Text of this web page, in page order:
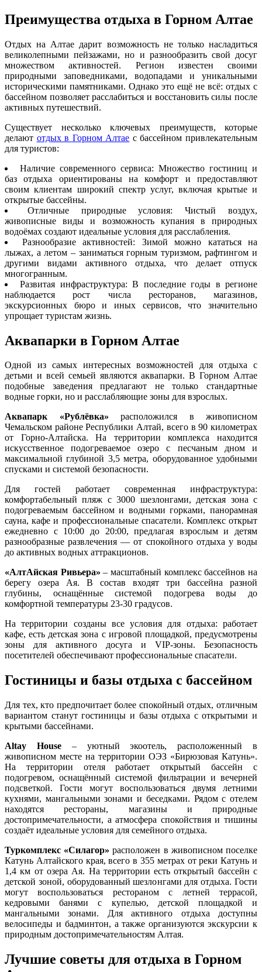
Преимущества отдыха в Горном Алтае
Отдых на Алтае дарит возможность не только насладиться
великолепными пейзажами, но и разнообразить свой досуг
множеством активностей. Регион известен своими
природными заповедниками, водопадами и уникальными
историческими памятниками. Однако это ещё не всё: отдых с
бассейном позволяет расслабиться и восстановить силы после
активных путешествий.
Существует несколько ключевых преимуществ, которые
делают отдых в Горном Алтае с бассейном привлекательным
для туристов:
Наличие современного сервиса: Множество гостиниц и
баз отдыха ориентированы на комфорт и предоставляют
своим клиентам широкий спектр услуг, включая крытые и
открытые бассейны.
Отличные природные условия: Чистый воздух,
живописные виды и возможность купания в природных
водоёмах создают идеальные условия для расслабления.
Разнообразие активностей: Зимой можно кататься на
лыжах, а летом – заниматься горным туризмом, рафтингом и
другими видами активного отдыха, что делает отпуск
многогранным.
Развитая инфраструктура: В последние годы в регионе
наблюдается рост числа ресторанов, магазинов,
экскурсионных бюро и иных сервисов, что значительно
упрощает туристам жизнь.
Аквапарки в Горном Алтае
Одной из самых интересных возможностей для отдыха с
детьми и всей семьей являются аквапарки. В Горном Алтае
подобные заведения предлагают не только стандартные
водные горки, но и расслабляющие зоны для взрослых.
Аквапарк «Рублёвка» расположился в живописном
Чемальском районе Республики Алтай, всего в 90 километрах
от Горно-Алтайска. На территории комплекса находится
искусственное подогреваемое озеро с песчаным дном и
максимальной глубиной 3,5 метра, оборудованное удобными
спусками и системой безопасности.
Для гостей работает современная инфраструктура:
комфортабельный пляж с 3000 шезлонгами, детская зона с
подогреваемым бассейном и водными горками, панорамная
сауна, кафе и профессиональные спасатели. Комплекс открыт
ежедневно с 10:00 до 20:00, предлагая взрослым и детям
разнообразные развлечения — от спокойного отдыха у воды
до активных водных аттракционов.
«АлтАйская Ривьера» – масштабный комплекс бассейнов на
берегу озера Ая. В состав входят три бассейна разной
глубины, оснащённые системой подогрева воды до
комфортной температуры 23-30 градусов.
На территории созданы все условия для отдыха: работает
кафе, есть детская зона с игровой площадкой, предусмотрены
зоны для активного досуга и VIP-зоны. Безопасность
посетителей обеспечивают профессиональные спасатели.
Гостиницы и базы отдыха с бассейном
Для тех, кто предпочитает более спокойный отдых, отличным
вариантом станут гостиницы и базы отдыха с открытыми и
крытыми бассейнами.
Altay House– уютный экоотель, расположенный в
живописном месте на территории ОЭЗ «Бирюзовая Катунь».
На территории отеля работает открытый бассейн с
подогревом, оснащённый системой фильтрации и вечерней
подсветкой. Гости могут воспользоваться двумя летними
кухнями, мангальными зонами и беседками. Рядом с отелем
находятся рестораны, магазины и природные
достопримечательности, а атмосфера спокойствия и тишины
создаёт идеальные условия для семейного отдыха.
Туркомплекс «Силагор» расположен в живописном поселке
Катунь Алтайского края, всего в 355 метрах от реки Катунь и
1,4 км от озера Ая. На территории есть открытый бассейн с
детской зоной, оборудованный шезлонгами для отдыха. Гости
могут воспользоваться рестораном с летней террасой,
кедровыми банями с купелью, детской площадкой и
мангальными зонами. Для активного отдыха доступны
велосипеды и бадминтон, а также организуются экскурсии к
природным достопримечательностям Алтая.
Лучшие советы для отдыха в Горном